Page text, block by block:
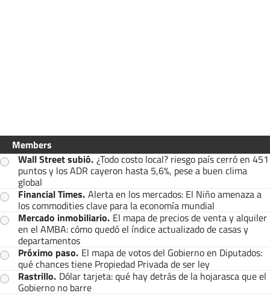
Members
Wall Street subió. ¿Todo costo local? riesgo país cerró en 451
puntos y los ADR cayeron hasta 5,6%, pese a buen clima
global
Financial Times. Alerta en los mercados: El Niño amenaza a
los commodities clave para la economía mundial
Mercado inmobiliario. El mapa de precios de venta y alquiler
en el AMBA: cómo quedó el índice actualizado de casas y
departamentos
Próximo paso. El mapa de votos del Gobierno en Diputados:
qué chances tiene Propiedad Privada de ser ley
Rastrillo. Dólar tarjeta: qué hay detrás de la hojarasca que el
Gobierno no barre